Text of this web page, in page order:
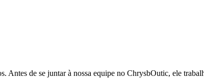
Antes de se juntar à nossa equipe no ChrysbOutic, ele